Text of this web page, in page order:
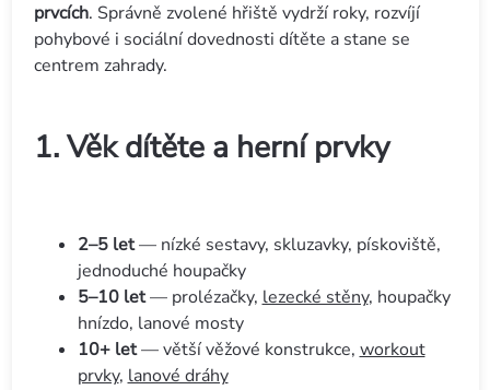
prvcích. Správně zvolené hřiště vydrží roky, rozvíjí
pohybové i sociální dovednosti dítěte a stane se
centrem zahrady.
1. Věk dítěte a herní prvky
2–5 let— nízké sestavy, skluzavky, pískoviště,
jednoduché houpačky
5–10 let— prolézačky, lezecké stěny, houpačky
hnízdo, lanové mosty
10+ let— větší věžové konstrukce, workout
prvky, lanové dráhy